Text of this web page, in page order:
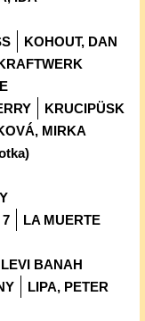
KOHOUT, DAN
KRUCIPÜSK
MIRKA
7
LA MUERTE
LEVI BANAH
LIPA, PETER